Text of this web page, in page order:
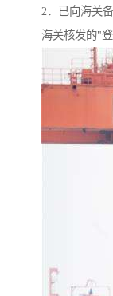
2．已向海关
海关核发的"登